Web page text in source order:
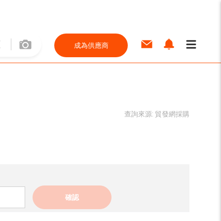
成為供應商
查詢來源: 貿發網採購
確認